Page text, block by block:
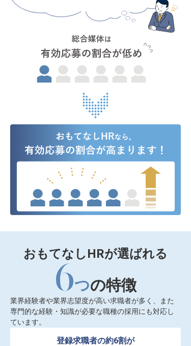
おもてなしHRが選ばれる
6つの特徴
業界経験者や業界志望度が高い求職者が多く、また
専門的な経験・知識が必要な職種の採用にも対応し
ています。
登録求職者の約6割が